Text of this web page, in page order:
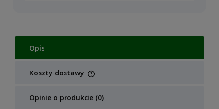
Opis
Koszty dostawy
Cena nie zawiera ewentualnych kosztów płatności
Opinie o produkcie (0)